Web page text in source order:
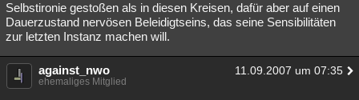
Selbstironie gestoßen als in diesen Kreisen, dafür aber auf einen
Dauerzustand nervösen Beleidigtseins, das seine Sensibilitäten
zur letzten Instanz machen will.
against_nwo 11.09.2007 um 07:35
ehemaliges Mitglied